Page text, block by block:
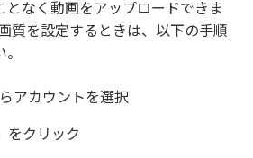
となく動画をアップロードできま
質を設定するときは、以下の手順
アカウントを選択
をクリック